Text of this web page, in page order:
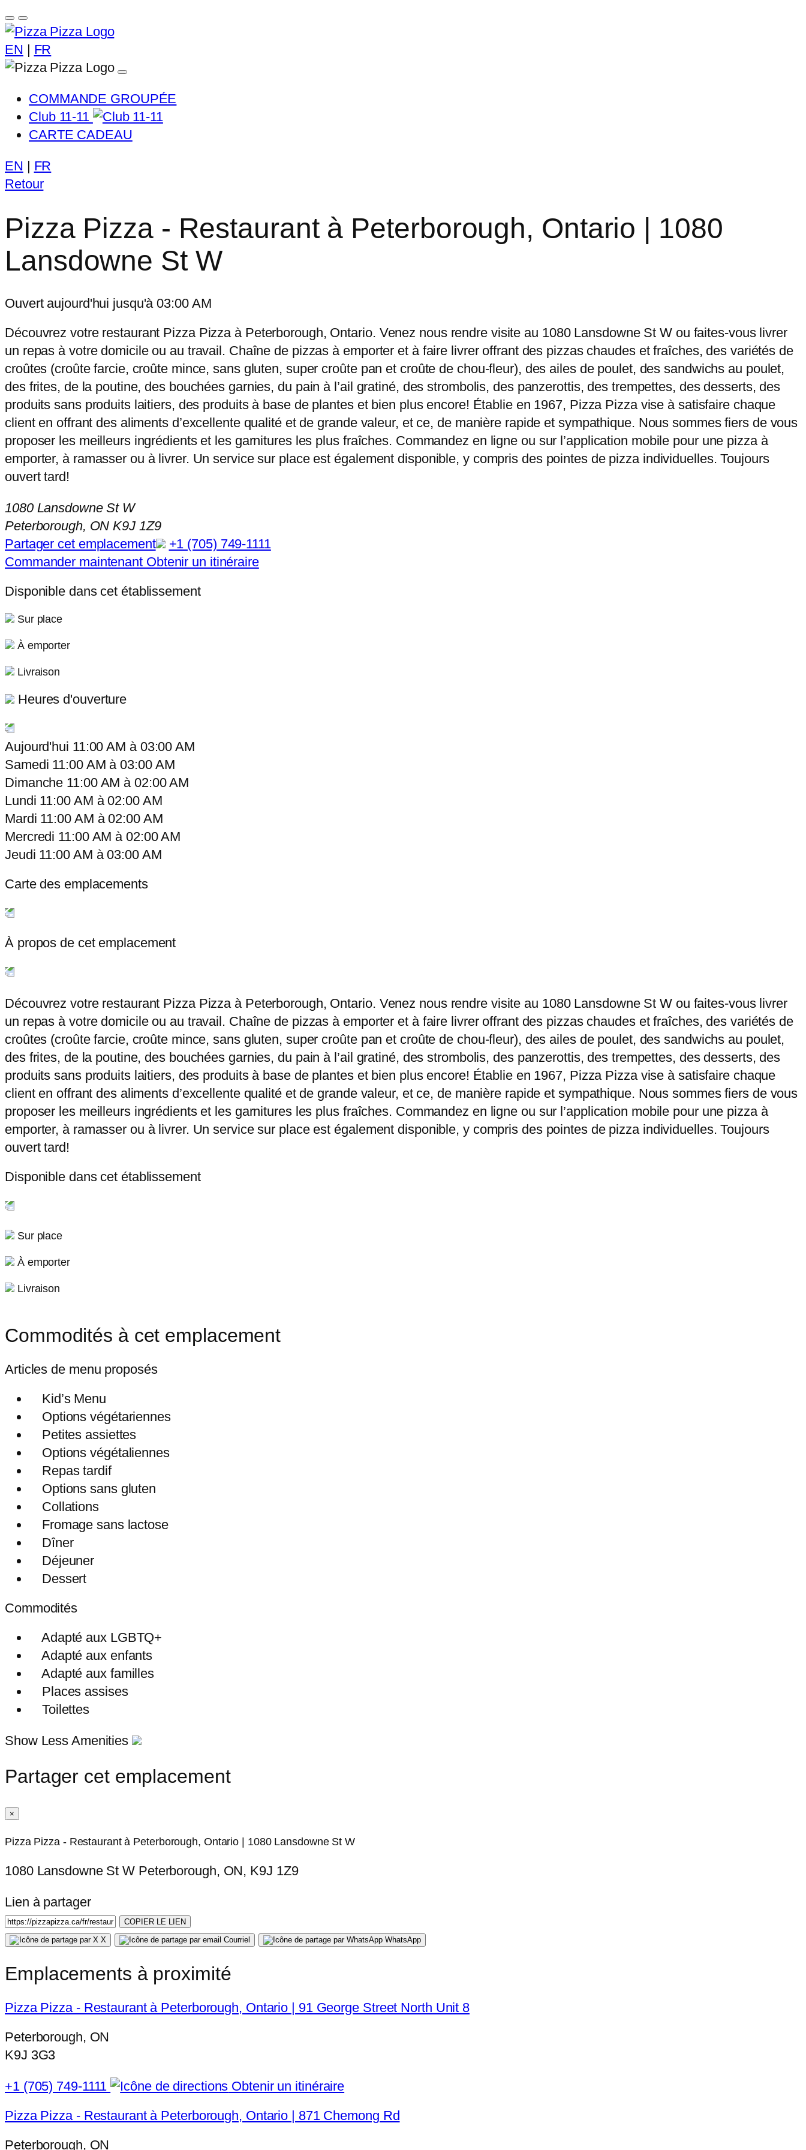
EN | FR
COMMANDE GROUPÉE
Club 11-11
CARTE CADEAU
EN | FR
Retour
Pizza Pizza - Restaurant à Peterborough, Ontario | 1080
Lansdowne St W
Ouvert aujourd'hui jusqu'à 03:00 AM
Découvrez votre restaurant Pizza Pizza à Peterborough, Ontario. Venez nous rendre visite au 1080 Lansdowne St W ou faites-vous livrer
un repas à votre domicile ou au travail. Chaîne de pizzas à emporter et à faire livrer offrant des pizzas chaudes et fraîches, des variétés de
croûtes (croûte farcie, croûte mince, sans gluten, super croûte pan et croûte de chou-fleur), des ailes de poulet, des sandwichs au poulet,
des frites, de la poutine, des bouchées garnies, du pain à l’ail gratiné, des strombolis, des panzerottis, des trempettes, des desserts, des
produits sans produits laitiers, des produits à base de plantes et bien plus encore! Établie en 1967, Pizza Pizza vise à satisfaire chaque
client en offrant des aliments d’excellente qualité et de grande valeur, et ce, de manière rapide et sympathique. Nous sommes fiers de vous
proposer les meilleurs ingrédients et les garnitures les plus fraîches. Commandez en ligne ou sur l’application mobile pour une pizza à
emporter, à ramasser ou à livrer. Un service sur place est également disponible, y compris des pointes de pizza individuelles. Toujours
ouvert tard!
1080 Lansdowne St W
Peterborough, ON K9J 1Z9
Partager cet emplacement
+1 (705) 749-1111
Commander maintenant Obtenir un itinéraire
Disponible dans cet établissement
Sur place
À emporter
Livraison
Heures d'ouverture
Aujourd'hui 11:00 AM à03:00 AM
Samedi 11:00 AM à03:00 AM
Dimanche 11:00 AM à02:00 AM
Lundi 11:00 AM à02:00 AM
Mardi 11:00 AM à02:00 AM
Mercredi 11:00 AM à02:00 AM
Jeudi 11:00 AM à03:00 AM
Carte des emplacements
À propos de cet emplacement
Découvrez votre restaurant Pizza Pizza à Peterborough, Ontario. Venez nous rendre visite au 1080 Lansdowne St W ou faites-vous livrer
un repas à votre domicile ou au travail. Chaîne de pizzas à emporter et à faire livrer offrant des pizzas chaudes et fraîches, des variétés de
croûtes (croûte farcie, croûte mince, sans gluten, super croûte pan et croûte de chou-fleur), des ailes de poulet, des sandwichs au poulet,
des frites, de la poutine, des bouchées garnies, du pain à l’ail gratiné, des strombolis, des panzerottis, des trempettes, des desserts, des
produits sans produits laitiers, des produits à base de plantes et bien plus encore! Établie en 1967, Pizza Pizza vise à satisfaire chaque
client en offrant des aliments d’excellente qualité et de grande valeur, et ce, de manière rapide et sympathique. Nous sommes fiers de vous
proposer les meilleurs ingrédients et les garnitures les plus fraîches. Commandez en ligne ou sur l’application mobile pour une pizza à
emporter, à ramasser ou à livrer. Un service sur place est également disponible, y compris des pointes de pizza individuelles. Toujours
ouvert tard!
Disponible dans cet établissement
Sur place
À emporter
Livraison
Commodités à cet emplacement
Articles de menu proposés
Kid’s Menu
Options végétariennes
Petites assiettes
Options végétaliennes
Repas tardif
Options sans gluten
Collations
Fromage sans lactose
Dîner
Déjeuner
Dessert
Commodités
Adapté aux LGBTQ+
Adapté aux enfants
Adapté aux familles
Places assises
Toilettes
Show Less Amenities
Partager cet emplacement
×
Pizza Pizza - Restaurant à Peterborough, Ontario | 1080 Lansdowne St W
1080 Lansdowne St W Peterborough, ON, K9J 1Z9
Lien à partager
COPIER LE LIEN
X
Courriel WhatsApp
Emplacements à proximité
Pizza Pizza - Restaurant à Peterborough, Ontario | 91 George Street North Unit 8
Peterborough, ON
K9J 3G3
+1 (705) 749-1111
Obtenir un itinéraire
Pizza Pizza - Restaurant à Peterborough, Ontario | 871 Chemong Rd
Peterborough, ON